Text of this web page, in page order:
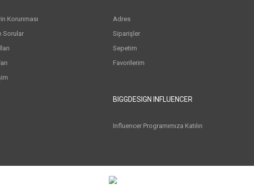
Korunması
Sorular
Adres
Siparişler
Sepetim
Favorilerim
BIGGDESIGN INFLUENCER
Influencer Programımıza Katılın